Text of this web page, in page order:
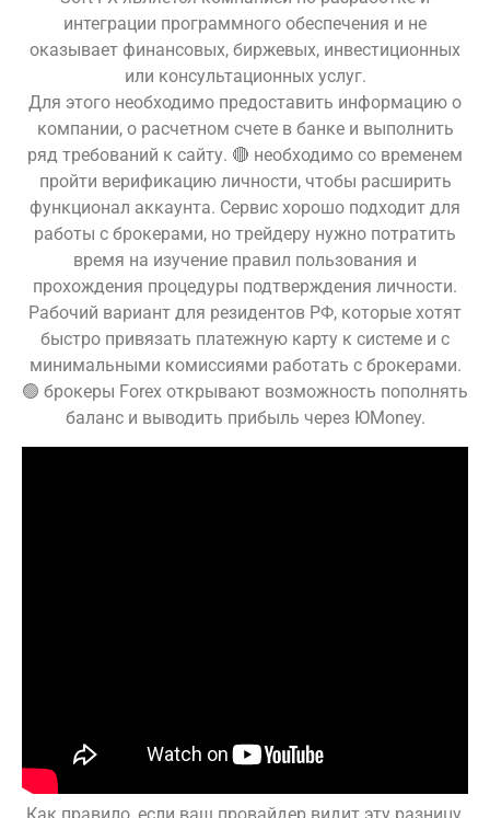
интеграции программного обеспечения и не
оказывает финансовых, биржевых, инвестиционных
или консультационных услуг.
Для этого необходимо предоставить информацию о
компании, о расчетном счете в банке и выполнить
ряд требований к сайту. 🔴 необходимо со временем
пройти верификацию личности, чтобы расширить
функционал аккаунта. Сервис хорошо подходит для
работы с брокерами, но трейдеру нужно потратить
время на изучение правил пользования и
прохождения процедуры подтверждения личности.
Рабочий вариант для резидентов РФ, которые хотят
быстро привязать платежную карту к системе и с
минимальными комиссиями работать с брокерами.
🟢 брокеры Forex открывают возможность пополнять
баланс и выводить прибыль через ЮMoney.